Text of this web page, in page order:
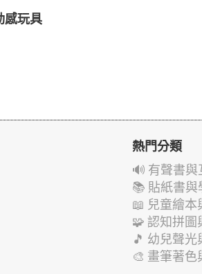
感玩具
熱門分類
🔊 有聲書與
📚 貼紙書與
📖 兒童繪本
🧩 認知拼圖
🎵 幼兒聲
🎨 畫筆著